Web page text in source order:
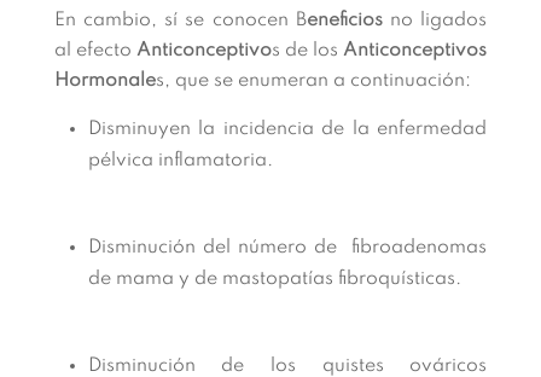
En cambio, sí se conocen Beneficiosno ligados
al efecto Anticonceptivos de los Anticonceptivos
Hormonales, que se enumeran a continuación:
Disminuyen la incidencia de la enfermedad
pélvica inflamatoria.
Disminución del número de fibroadenomas
de mama y de mastopatías fibroquísticas.
Disminución de los quistes ováricos